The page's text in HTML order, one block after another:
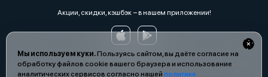
Мы используем куки.Пользуясь сайтом, вы даёте согласие на
обработку файлов cookie вашего браузера и использование
аналитических сервисов согласно нашей политике
Акции, скидки, кэшбэк − в нашем приложении!